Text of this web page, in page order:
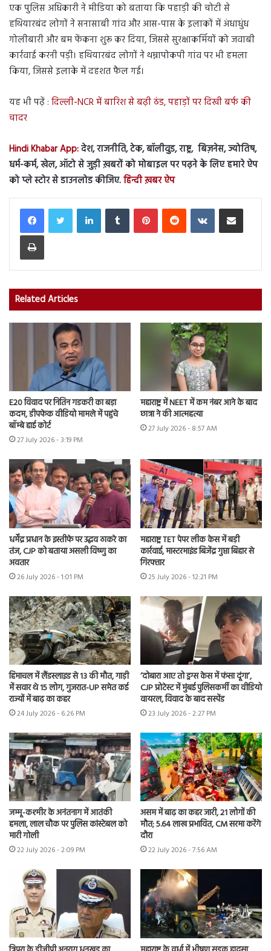
एक पुलिस अधिकारी ने मीडिया को बताया कि पहाड़ी की चोटी से
हथियारबंद लोगों ने सनासाबी गांव और आस-पास के इलाकों में अंधाधुंध
गोलीबारी और बम फेंकना शुरू कर दिया, जिससे सुरक्षाकर्मियों को जवाबी
कार्रवाई करनी पड़ी। हथियारबंद लोगों ने थम्नापोकपी गांव पर भी हमला
किया, जिससे इलाके में दहशत फैल गई।
यह भी पढ़ें : दिल्ली-NCR में बारिश से बढ़ी ठंड, पहाड़ों पर दिखी बर्फ की
चादर
Hindi Khabar App:देश, राजनीति, टेक, बॉलीवुड, राष्ट्र, बिज़नेस, ज्योतिष,
धर्म-कर्म, खेल, ऑटो से जुड़ी ख़बरों को मोबाइल पर पढ़ने के लिए हमारे ऐप
को प्ले स्टोर से डाउनलोड कीजिए.हिन्दी ख़बर ऐप
LinkedInTumblr PinterestReddit VKontakteShare via Email
Print
Related Articles
E20 विवाद पर नितिन गडकरी का बड़ा
कदम, डीपफेक वीडियो मामले में पहुंचे
बॉम्बे हाई कोर्ट
27 July 2026 - 3:19 PM
महाराष्ट्र में NEET में कम नंबर आने के बाद
छात्रा ने की आत्महत्या
27 July 2026 - 8:57 AM
धर्मेंद्र प्रधान के इस्तीफे पर उद्धव ठाकरे का
तंज, CJP को बताया असली विष्णु का
अवतार
26 July 2026 - 1:01 PM
महाराष्ट्र TET पेपर लीक केस में बड़ी
कार्रवाई, मास्टरमाइंड बिजेंद्र गुप्ता बिहार से
गिरफ्तार
25 July 2026 - 12:21 PM
हिमाचल में लैंडस्लाइड से 13 की मौत, गाड़ी
में सवार थे 15 लोग, गुजरात-UP समेत कई
राज्यों में बाढ़ का कहर
24 July 2026 - 6:26 PM
‘दोबारा आए तो ड्रग्स केस में फंसा दूंगा’,
CJP प्रोटेस्ट में मुंबई पुलिसकर्मी का वीडियो
वायरल, विवाद के बाद सस्पेंड
23 July 2026 - 2:27 PM
जम्मू-कश्मीर के अनंतनाग में आतंकी
हमला, लाल चौक पर पुलिस कांस्टेबल को
मारी गोली
22 July 2026 - 2:09 PM
असम में बाढ़ का कहर जारी, 21 लोगों की
मौत; 5.64 लाख प्रभावित, CM सरमा करेंगे
दौरा
22 July 2026 - 7:56 AM